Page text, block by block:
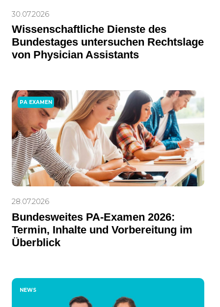
30.07.2026
Wissenschaftliche Dienste des
Bundestages untersuchen Rechtslage
von Physician Assistants
PA EXAMEN
28.07.2026
Bundesweites PA-Examen 2026:
Termin, Inhalte und Vorbereitung im
Überblick
NEWS